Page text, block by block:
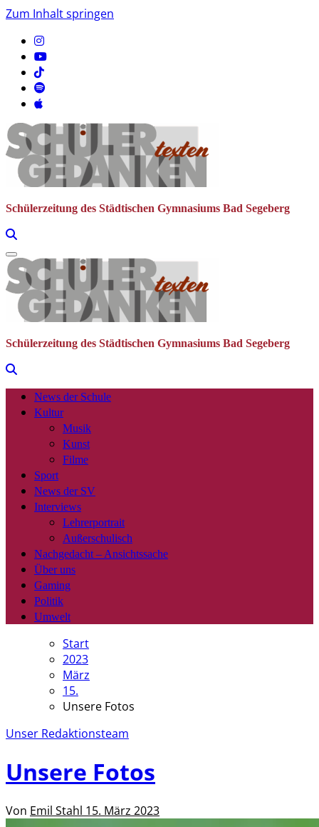
Zum Inhalt springen
Schülerzeitung des Städtischen Gymnasiums Bad Segeberg
Schülerzeitung des Städtischen Gymnasiums Bad Segeberg
News der Schule
Kultur
Musik
Kunst
Filme
Sport
News der SV
Interviews
Lehrerportrait
Außerschulisch
Nachgedacht – Ansichtssache
Über uns
Gaming
Politik
Umwelt
Start
2023
März
15.
Unsere Fotos
Unser Redaktionsteam
Unsere Fotos
Von Emil Stahl 15. März 2023